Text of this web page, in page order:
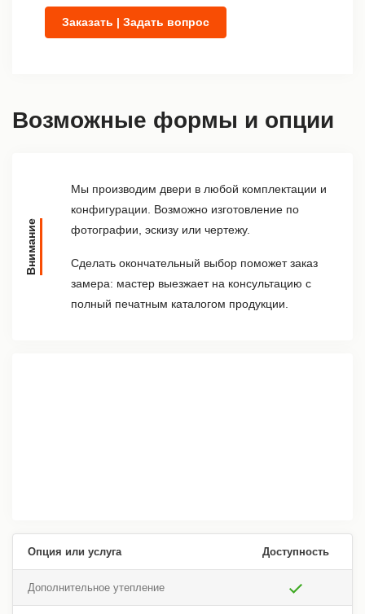
Заказать | Задать вопрос
Возможные формы и опции
Внимание
Мы производим двери в любой комплектации и
конфигурации. Возможно изготовление по
фотографии, эскизу или чертежу.
Сделать окончательный выбор поможет заказ
замера: мастер выезжает на консультацию с
полный печатным каталогом продукции.
Опция или услуга Доступность
Дополнительное утепление